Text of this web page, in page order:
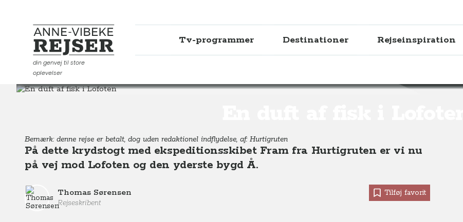
Anne-Vibeke Rejser
din genvej til store
oplevelser
Tv-programmer Destinationer Rejseinspiration
Destinationer
Bemærk: denne rejse er betalt, dog uden redaktionel indflydelse, af: Hurtigruten
På dette krydstogt med ekspeditionsskibet Fram fra Hurtigruten er vi nu
på vej mod Lofoten og den yderste bygd Å.
Thomas Sørensen
Rejseskribent
Tilføj favorit